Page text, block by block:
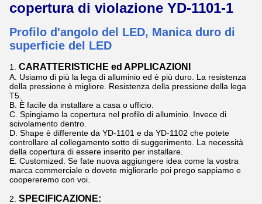
copertura di violazione YD-1101-1
Profilo d'angolo del LED, Manica duro di
superficie del LED
1. CARATTERISTICHE ed APPLICAZIONI
A. Usiamo di più la lega di alluminio ed è più duro. La resistenza
della pressione è migliore. Resistenza della pressione della lega
T5.
B. È facile da installare a casa o ufficio.
C. Spingiamo la copertura nel profilo di alluminio. Invece di
scivolamento dentro.
D. Shape è differente da YD-1101 e da YD-1102 che potete
controllare al collegamento sotto di suggerimento. La necessità
della copertura di essere inserito per installare.
E. Customized. Se fate nuova aggiungere idea come la vostra
marca commerciale o dovete migliorarlo poi prego sappiamo e
coopereremo con voi.
2. SPECIFICAZIONE: